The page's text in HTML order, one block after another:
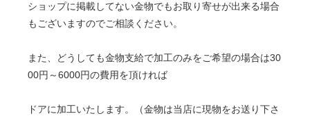
ショップに掲載してない金物でもお取り寄せが出来る場合
もございますのでご相談ください。
また、どうしても金物支給で加工のみをご希望の場合は30
00円～6000円の費用を頂ければ
ドアに加工いたします。（金物は当店に現物をお送り下さ